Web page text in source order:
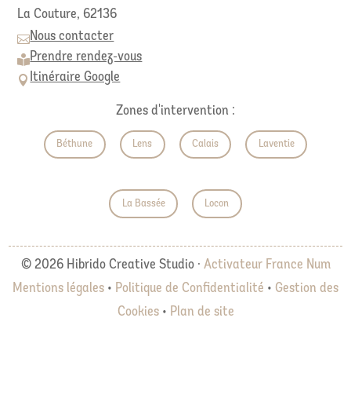
La Couture, 62136
Nous contacter
Prendre rendez-vous
Itinéraire Google
Zones d'intervention :
Béthune Lens Calais Laventie
La Bassée Locon
© 2026 Hibrido Creative Studio · Activateur France Num
Mentions légales • Politique de Confidentialité • Gestion des
Cookies• Plan de site